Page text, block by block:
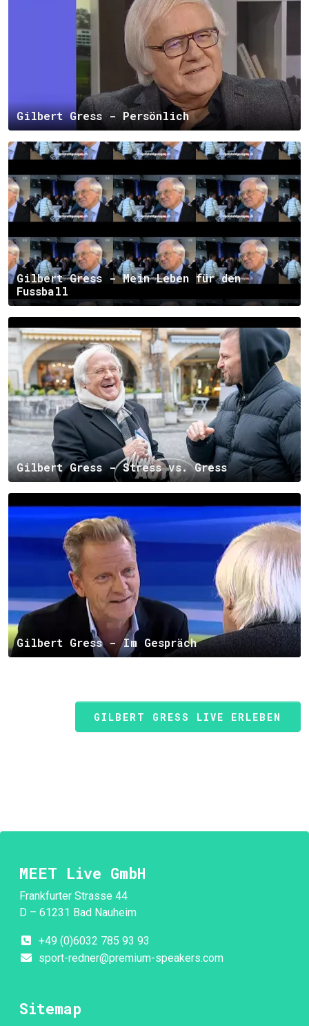
Gilbert Gress - Persönlich
Gilbert Gress - Mein Leben für den
Fussball
Gilbert Gress - Stress vs. Gress
Gilbert Gress - Im Gespräch
GILBERT GRESS LIVE ERLEBEN
MEET Live GmbH
Frankfurter Strasse 44
D – 61231 Bad Nauheim
+49 (0)6032 785 93 93
sport-redner@premium-speakers.com
Sitemap